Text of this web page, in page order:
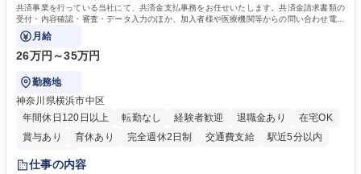
共済事業を行っている当社にて、共済金支払事務をお任せいたします。共済金請求書類の
受付・内容確認・審査・データ入力のほか、加入者様や医療機関等からの問い合わせ電話
対応や書類発送等を担当します。
月給
26万円～35万円
勤務地
神奈川県横浜市中区
年間休日120日以上
転勤なし 経験者歓迎 退職金あり
在宅OK
賞与あり
育休あり 完全週休2日制 交通費支給
駅近5分以内
土日祝休み
仕事の内容